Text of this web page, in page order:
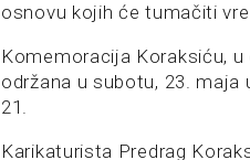
osnovu kojih će tumačiti
Komemoracija Koraksiću,
održana u subotu, 23.
21.
Karikaturista Predrag